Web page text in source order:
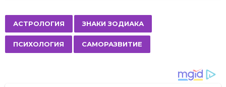
P
a
g
АСТРОЛОГИЯ ЗНАКИ ЗОДИАКА
ПСИХОЛОГИЯ САМОРАЗВИТИЕ